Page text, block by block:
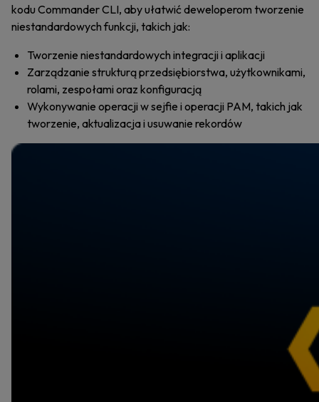
kodu Commander CLI, aby ułatwić deweloperom tworzenie
niestandardowych funkcji, takich jak:
Tworzenie niestandardowych integracji i aplikacji
Zarządzanie strukturą przedsiębiorstwa, użytkownikami,
rolami, zespołami oraz konfiguracją
Wykonywanie operacji w sejfie i operacji PAM, takich jak
tworzenie, aktualizacja i usuwanie rekordów